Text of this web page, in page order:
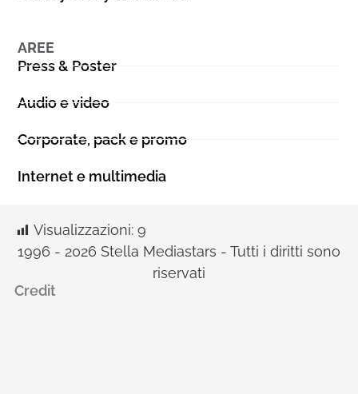
AREE
Press & Poster
Audio e video
Corporate, pack e promo
Internet e multimedia
Visualizzazioni: 9
1996 - 2026 Stella Mediastars - Tutti i diritti sono
riservati
Credit